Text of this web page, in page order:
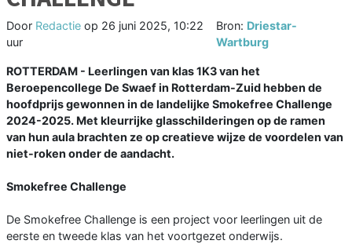
Door Redactie op 26 juni 2025, 10:22
uur
Bron: Driestar-
Wartburg
ROTTERDAM - Leerlingen van klas 1K3 van het
Beroepencollege De Swaef in Rotterdam-Zuid hebben de
hoofdprijs gewonnen in de landelijke Smokefree Challenge
2024-2025. Met kleurrijke glasschilderingen op de ramen
van hun aula brachten ze op creatieve wijze de voordelen van
niet-roken onder de aandacht.
Smokefree Challenge
De Smokefree Challenge is een project voor leerlingen uit de
eerste en tweede klas van het voortgezet onderwijs.